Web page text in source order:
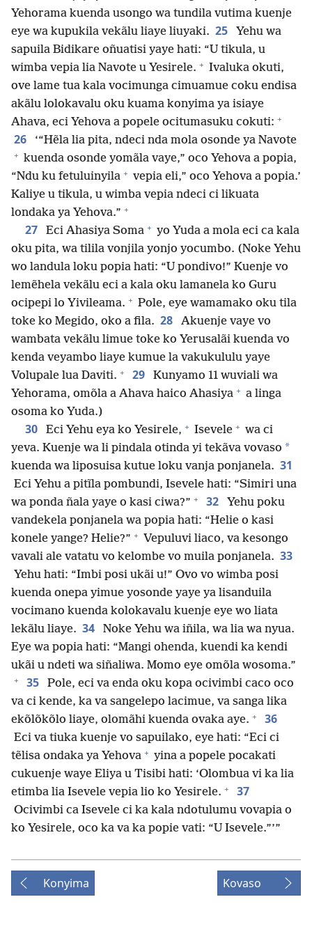
Yehorama kuenda usongo wa tundila vutima kuenje
eye wa kupukila vekãlu liaye liuyaki. 25
Yehu wa
sapuila Bidikare oñuatisi yaye hati: “U tikula, u
wimba vepia lia Navote u Yesirele. + Ivaluka okuti,
ove lame tua kala vocimunga cimuamue coku endisa
akãlu lolokavalu oku kuama konyima ya isiaye
Ahava, eci Yehova a popele ocitumasuku cokuti: +
26 ‘“Hẽla lia pita, ndeci nda mola osonde ya Navote
+ kuenda osonde yomãla vaye,” oco Yehova a popia,
“Ndu ku fetuluinyila + vepia eli,” oco Yehova a popia.’
Kaliye u tikula, u wimba vepia ndeci ci likuata
londaka ya Yehova.” +
27 Eci Ahasiya Soma + yo Yuda a mola eci ca kala
oku pita, wa tilila vonjila yonjo yocumbo. (Noke Yehu
wo landula loku popia hati: “U pondivo!” Kuenje vo
lemẽhela vekãlu eci a kala oku lamanela ko Guru
ocipepi lo Yivileama. + Pole, eye wamamako oku tila
toke ko Megido, oko a fila. 28
Akuenje vaye vo
wambata vekãlu limue toke ko Yerusalãi kuenda vo
kenda veyambo liaye kumue la vakukululu yaye
Volupale lua Daviti. + 29
Kunyamo 11 wuviali wa
Yehorama, omõla a Ahava haico Ahasiya + a linga
osoma ko Yuda.)
30 Eci Yehu eya ko Yesirele, + Isevele + wa ci
yeva. Kuenje wa li pindala otinda yi tekãva vovaso *
kuenda wa liposuisa kutue loku vanja ponjanela. 31
Eci Yehu a pitĩla pombundi, Isevele hati: “Simiri una
wa ponda ñala yaye o kasi ciwa?” + 32
Yehu poku
vandekela ponjanela wa popia hati: “Helie o kasi
konele yange? Helie?” + Vepuluvi liaco, va kesongo
vavali ale vatatu vo kelombe vo muila ponjanela. 33
Yehu hati: “Imbi posi ukãi u!” Ovo vo wimba posi
kuenda onepa yimue yosonde yaye ya lisanduila
vocimano kuenda kolokavalu kuenje eye wo liata
lekãlu liaye. 34
Noke Yehu wa iñila, wa lia wa nyua.
Eye wa popia hati: “Mangi ohenda, kuendi ka kendi
ukãi u ndeti wa siñaliwa. Momo eye omõla wosoma.”
+ 35
Pole, eci va enda oku kopa ocivimbi caco oco
va ci kende, ka va sangelepo lacimue, va sanga lika
ekõlõkõlo liaye, olomãhi kuenda ovaka aye. + 36
Eci va tiuka kuenje vo sapuilako, eye hati: “Eci ci
tẽlisa ondaka ya Yehova + yina a popele pocakati
cukuenje waye Eliya u Tisibi hati: ‘Olombua vi ka lia
etimba lia Isevele vepia lio ko Yesirele. + 37
Ocivimbi ca Isevele ci ka kala ndotulumu vovapia o
ko Yesirele, oco ka va ka popie vati: “U Isevele.”’”
Konyima Kovaso